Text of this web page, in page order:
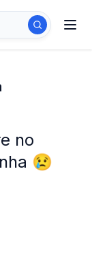
no
😢